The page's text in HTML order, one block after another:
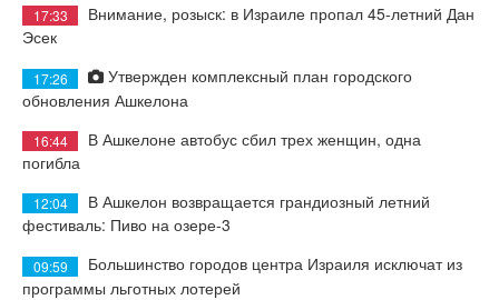
17:33
Внимание, розыск: в Израиле пропал 45-летний Дан
Эсек
17:26
Утвержден комплексный план городского
обновления Ашкелона
16:44
В Ашкелоне автобус сбил трех женщин, одна
погибла
12:04
В Ашкелон возвращается грандиозный летний
фестиваль: Пиво на озере-3
09:59
Большинство городов центра Израиля исключат из
программы льготных лотерей